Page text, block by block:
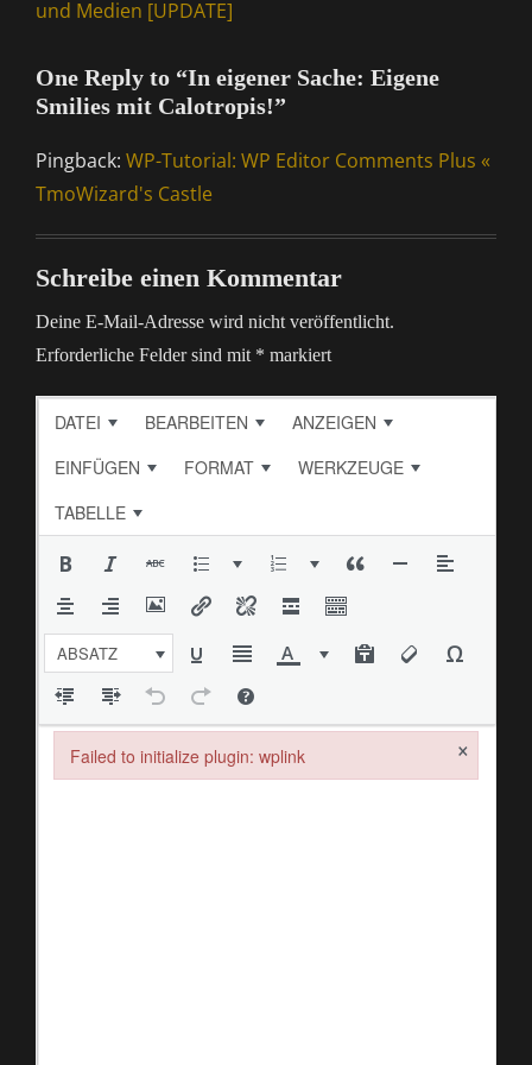
und Medien [UPDATE]
One Reply to “In eigener Sache: Eigene
Smilies mit Calotropis!”
Pingback: WP-Tutorial: WP Editor Comments Plus «
TmoWizard's Castle
Schreibe einen Kommentar
Deine E-Mail-Adresse wird nicht veröffentlicht.
Erforderliche Felder sind mit * markiert
DATEI BEARBEITEN
ANZEIGEN
EINFÜGEN
FORMAT
WERKZEUGE
TABELLE
ABSATZ
Failed to initialize plugin: wplink ×
Failed to initialize plugin: wplink